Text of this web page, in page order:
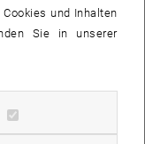
Dr. Wolfgang
und Inhalten
Sie in unserer
zulassen